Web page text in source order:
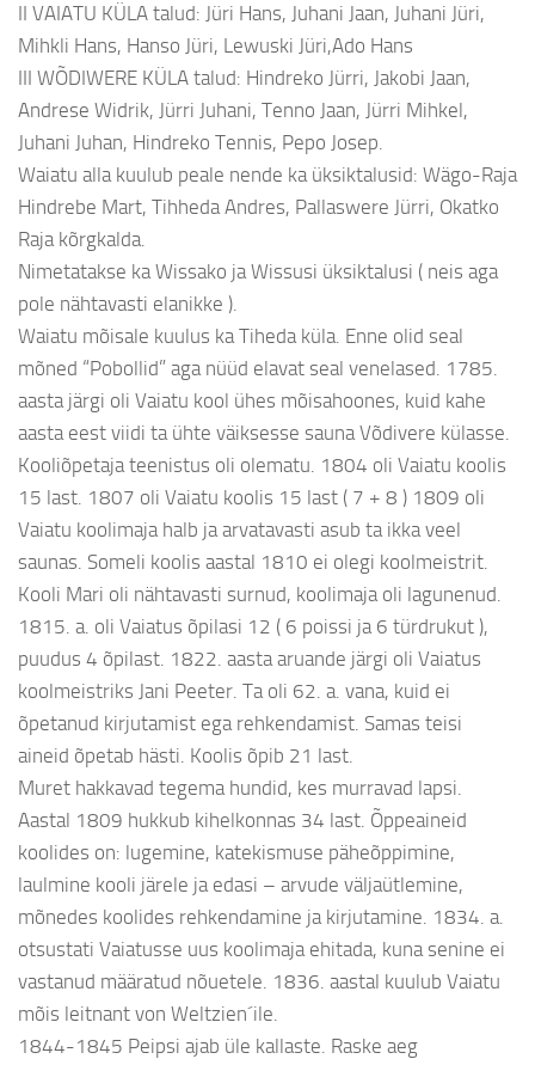
II VAIATU KÜLA talud: Jüri Hans, Juhani Jaan, Juhani Jüri,
Mihkli Hans, Hanso Jüri, Lewuski Jüri,Ado Hans
III WÕDIWERE KÜLA talud: Hindreko Jürri, Jakobi Jaan,
Andrese Widrik, Jürri Juhani, Tenno Jaan, Jürri Mihkel,
Juhani Juhan, Hindreko Tennis, Pepo Josep.
Waiatu alla kuulub peale nende ka üksiktalusid: Wägo-Raja
Hindrebe Mart, Tihheda Andres, Pallaswere Jürri, Okatko
Raja kõrgkalda.
Nimetatakse ka Wissako ja Wissusi üksiktalusi ( neis aga
pole nähtavasti elanikke ).
Waiatu mõisale kuulus ka Tiheda küla. Enne olid seal
mõned “Pobollid” aga nüüd elavat seal venelased. 1785.
aasta järgi oli Vaiatu kool ühes mõisahoones, kuid kahe
aasta eest viidi ta ühte väiksesse sauna Võdivere külasse.
Kooliõpetaja teenistus oli olematu. 1804 oli Vaiatu koolis
15 last. 1807 oli Vaiatu koolis 15 last ( 7 + 8 ) 1809 oli
Vaiatu koolimaja halb ja arvatavasti asub ta ikka veel
saunas. Someli koolis aastal 1810 ei olegi koolmeistrit.
Kooli Mari oli nähtavasti surnud, koolimaja oli lagunenud.
1815. a. oli Vaiatus õpilasi 12 ( 6 poissi ja 6 türdrukut ),
puudus 4 õpilast. 1822. aasta aruande järgi oli Vaiatus
koolmeistriks Jani Peeter. Ta oli 62. a. vana, kuid ei
õpetanud kirjutamist ega rehkendamist. Samas teisi
aineid õpetab hästi. Koolis õpib 21 last.
Muret hakkavad tegema hundid, kes murravad lapsi.
Aastal 1809 hukkub kihelkonnas 34 last. Õppeaineid
koolides on: lugemine, katekismuse päheõppimine,
laulmine kooli järele ja edasi – arvude väljaütlemine,
mõnedes koolides rehkendamine ja kirjutamine. 1834. a.
otsustati Vaiatusse uus koolimaja ehitada, kuna senine ei
vastanud määratud nõuetele. 1836. aastal kuulub Vaiatu
mõis leitnant von Weltzien´ile.
1844-1845 Peipsi ajab üle kallaste. Raske aeg